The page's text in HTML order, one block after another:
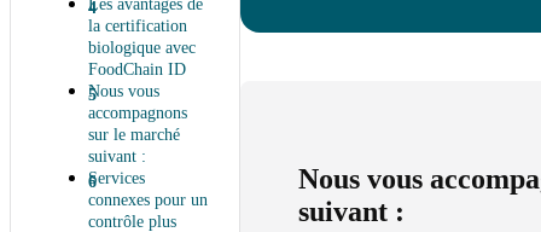
Les avantages de
la certification
biologique avec
FoodChain ID
Nous vous
accompagnons
sur le marché
suivant :
Services
connexes pour un
contrôle plus
Nous vous
suivant :